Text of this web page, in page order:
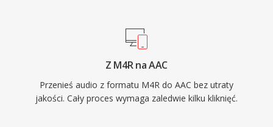
glosowych po dzwiek przestrzenny surround.
Po trzecie, szerokie wdrozenie przez Apple i
innych producentow gwarantuje, ze praktycznie
kazde wspolczesne urzadzenie, przegladarka i
odtwarzacz multimedialny obsluguje AAC
Z M4R na AAC
Przenieś audio z formatu M4R do AAC bez utraty
jakości. Cały proces wymaga zaledwie kilku kliknięć.